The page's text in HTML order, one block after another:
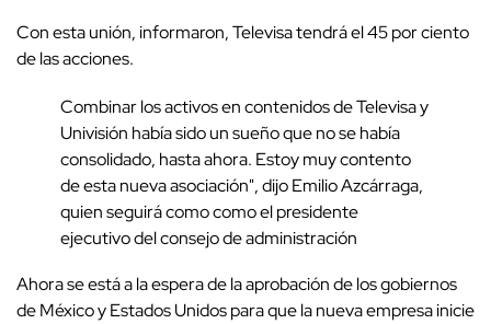
Con esta unión, informaron, Televisa tendrá el 45 por ciento
de las acciones.
Combinar los activos en contenidos de Televisa y
Univisión había sido un sueño que no se había
consolidado, hasta ahora. Estoy muy contento
de esta nueva asociación", dijo Emilio Azcárraga,
quien seguirá como como el presidente
ejecutivo del consejo de administración
Ahora se está a la espera de la aprobación de los gobiernos
de México y Estados Unidos para que la nueva empresa inicie